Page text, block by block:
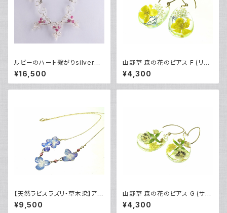
ルビーのハート繋がりsilverネ
ックレス
¥16,500
山野草 森の花のピアス F (リュ
ウキンカ・シラネセンニュウ)・14
kgf《イヤリングに交換可》
¥4,300
【天然ラピスラズリ・草木染】アジ
サイとピンクトルマリンのネック
レス・14kgf
¥9,500
山野草 森の花のピアス G (サル
ナシ・ヤマボウシ)・14kgf《イヤ
リングに交換可》
¥4,300